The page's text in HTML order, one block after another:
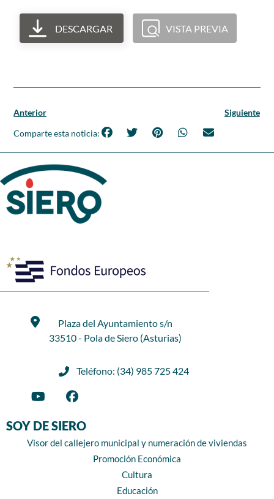
DESCARGAR VISTA PREVIA
Anterior Siguiente
Comparte esta noticia:
Plaza del Ayuntamiento s/n
33510 - Pola de Siero (Asturias)
Teléfono: (34) 985 725 424
SOY DE SIERO
Visor del callejero municipal y numeración de viviendas
Promoción Económica
Cultura
Educación